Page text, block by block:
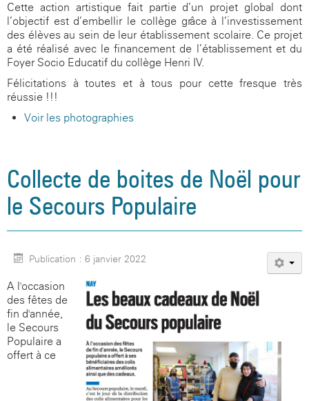
Cette action artistique fait partie d’un projet global dont
l’objectif est d’embellir le collège grâce à l’investissement
des élèves au sein de leur établissement scolaire. Ce projet
a été réalisé avec le financement de l’établissement et du
Foyer Socio Educatif du collège Henri IV.
Félicitations à toutes et à tous pour cette fresque très
réussie !!!
Voir les photographies
Collecte de boites de Noël pour
le Secours Populaire
Publication : 6 janvier 2022
A l'occasion
des fêtes de
fin d'année,
le Secours
Populaire a
offert à ce